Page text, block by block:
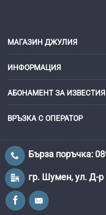
МАГАЗИН ДЖУЛИЯ
ИНФОРМАЦИЯ
АБОНАМЕНТ ЗА ИЗВЕСТИЯ
ВРЪЗКА С ОПЕРАТОР
Бърза поръчка:
гр. Шумен, ул. Д-